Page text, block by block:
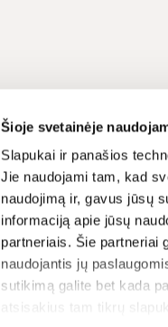
Šioje svetainėje
Slapukai ir panašios
Jie naudojami tam, kad
naudojimą ir, gavus jūsų
informaciją apie jūsų
partneriais. Šie partneriai
naudojantis jų
sutikimą galite bet kada
atsisakius tam tikrų
LIVIN
Apie mus
Kontaktai
Parduotuvės
Prekių ženklai
Paramos iniciatyva
Dovanų kuponai